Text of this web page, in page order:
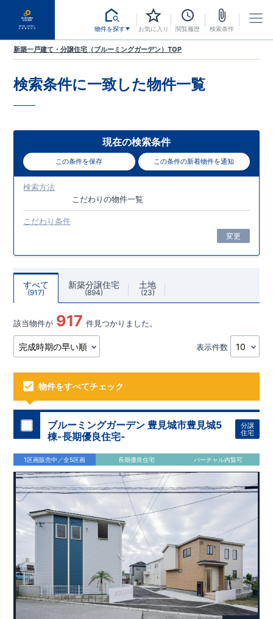
物件を探す お気に入り 閲覧履歴 検索条件
新築一戸建て・分譲住宅（ブルーミングガーデン）TOP
検索条件に一致した物件一覧
現在の検索条件
この条件を保存 この条件の新着物件を通知
検索方法
こだわりの物件一覧
こだわり条件
変更
すべて
917
新築分譲住宅
894
土地
23
該当物件が 917 件見つかりました。
表示件数
物件をすべてチェック
ブルーミングガーデン 豊見城市豊見城5
棟-長期優良住宅-
分譲
住宅
1区画販売中／全5区画 長期優良住宅 バーチャル内覧可